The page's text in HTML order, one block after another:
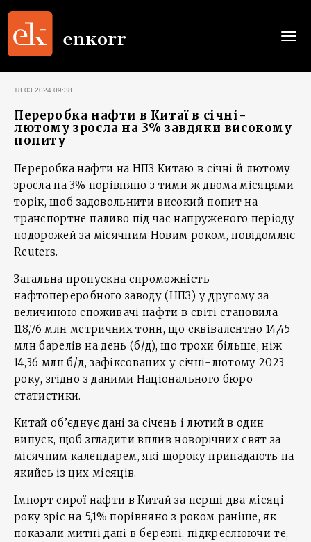
18.03.2024 09:38
Переробка нафти в Китаї в січні-
лютому зросла на 3% завдяки високому
попиту
Переробка нафти на НПЗ Китаю в січні й лютому
зросла на 3% порівняно з тими ж двома місяцями
торік, щоб задовольнити високий попит на
транспортне паливо під час напруженого періоду
подорожей за місячним Новим роком, повідомляє
Reuters.
Загальна пропускна спроможність
нафтопереробного заводу (НПЗ) у другому за
величиною споживачі нафти в світі становила
118,76 млн метричних тонн, що еквівалентно 14,45
млн барелів на день (б/д), що трохи більше, ніж
14,36 млн б/д, зафіксованих у січні-лютому 2023
року, згідно з даними Національного бюро
статистики.
Китай об’єднує дані за січень і лютий в один
випуск, щоб згладити вплив новорічних свят за
місячним календарем, які щороку припадають на
якийсь із цих місяців.
Імпорт сирої нафти в Китай за перші два місяці
року зріс на 5,1% порівняно з роком раніше, як
показали митні дані в березні, підкреслюючи те,